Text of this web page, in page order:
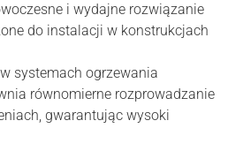
i wydajne rozwiązanie
do instalacji w konstrukcjach
systemach ogrzewania
równomierne rozprowadzanie
gwarantując wysoki